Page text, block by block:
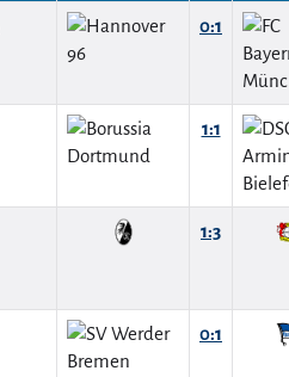
0:1
1:1
1:3
0:1